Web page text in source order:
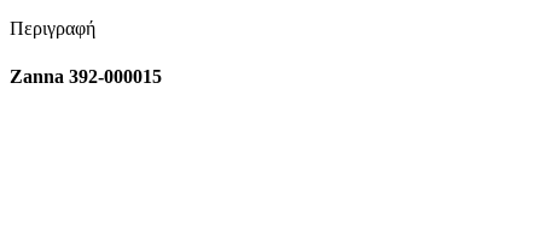
Περιγραφή
Zanna 392-000015